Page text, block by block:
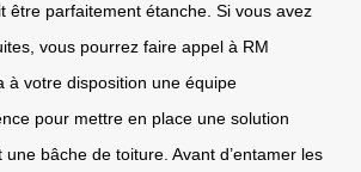
être parfaitement étanche. Si vous avez
vous pourrez faire appel à RM
à votre disposition une équipe
pour mettre en place une solution
bâche de toiture. Avant d’entamer les